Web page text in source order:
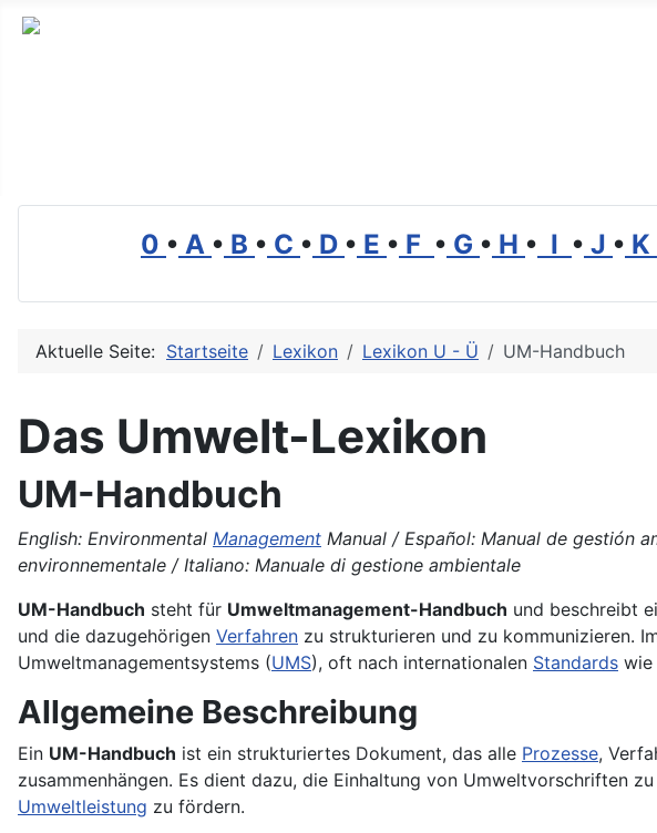
0 • A • B • C • D • E • F • G • H • I • J • K
Aktuelle Seite: Startseite Lexikon Lexikon U - Ü UM-Handbuch
Das Umwelt-Lexikon
UM-Handbuch
English: Environmental Management Manual / Español: Manual de gestión
environnementale / Italiano: Manuale di gestione ambientale
UM-Handbuch steht für Umweltmanagement-Handbuch und beschreibt
und die dazugehörigen Verfahren zu strukturieren und zu kommunizieren.
Umweltmanagementsystems (UMS), oft nach internationalen Standards wie
Allgemeine Beschreibung
Ein UM-Handbuch ist ein strukturiertes Dokument, das alle Prozesse,
zusammenhängen. Es dient dazu, die Einhaltung von Umweltvorschriften
Umweltleistung zu fördern.